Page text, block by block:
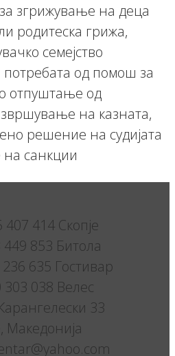
згрижување на деца
родитеска грижа,
семејство
потребата од помош за
отпуштање од
на казната,
решение на судијата
санкции
407 414 Скопје
449 853 Битола
635 Гостивар
303 038 Велес
33
Македонија